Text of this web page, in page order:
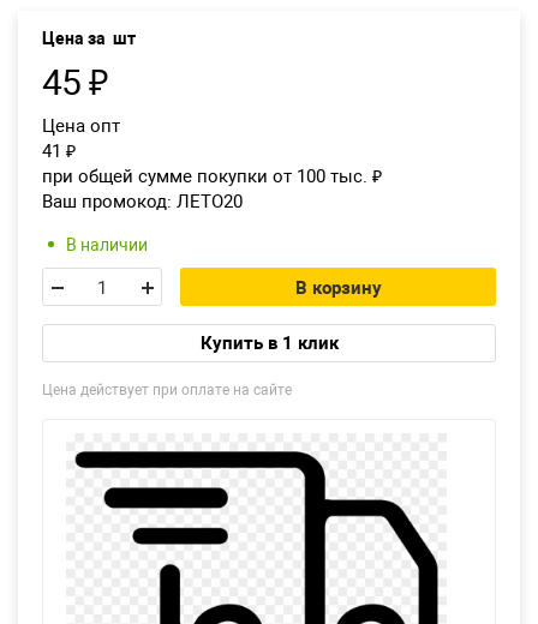
Цена за шт
45 ₽
Цена опт
41 ₽
при общей сумме покупки от 100 тыс. ₽
Ваш промокод: ЛЕТО20
В наличии
В корзину
Купить в 1 клик
Цена действует при оплате на сайте